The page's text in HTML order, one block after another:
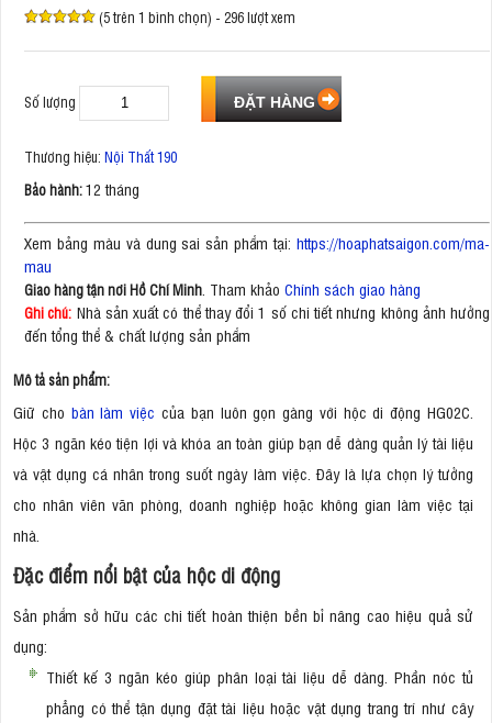
(5 trên 1 bình chọn) - 296 lượt xem
Số lượng
Thương hiệu: Nội Thất 190
Bảo hành:12 tháng
Xem bảng màu và dung sai sản phẩm tại: https://hoaphatsaigon.com/ma-
mau
Giao hàng tận nơi Hồ Chí Minh . Tham khảo Chính sách giao hàng
Ghi chú: Nhà sản xuất có thể thay đổi 1 số chi tiết nhưng không ảnh hưởng
đến tổng thể & chất lượng sản phẩm
Mô tả sản phẩm:
Giữ cho bàn làm việc của bạn luôn gọn gàng với hộc di động HG02C.
Hộc 3 ngăn kéo tiện lợi và khóa an toàn giúp bạn dễ dàng quản lý tài liệu
và vật dụng cá nhân trong suốt ngày làm việc. Đây là lựa chọn lý tưởng
cho nhân viên văn phòng, doanh nghiệp hoặc không gian làm việc tại
nhà.
Đặc điểm nổi bật của hộc di động
Sản phẩm sở hữu các chi tiết hoàn thiện bền bỉ nâng cao hiệu quả sử
dụng:
Thiết kế 3 ngăn kéo giúp phân loại tài liệu dễ dàng. Phần nóc tủ
phẳng có thể tận dụng đặt tài liệu hoặc vật dụng trang trí như cây